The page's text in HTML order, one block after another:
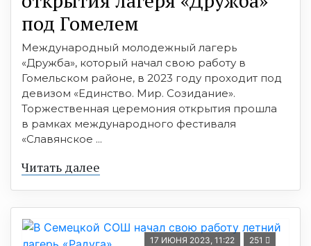
под Гомелем
Международный молодежный лагерь
«Дружба», который начал свою работу в
Гомельском районе, в 2023 году проходит под
девизом «Единство. Мир. Созидание».
Торжественная церемония открытия прошла
в рамках международного фестиваля
«Славянское ...
Читать далее
17 ИЮНЯ 2023, 11:22 251